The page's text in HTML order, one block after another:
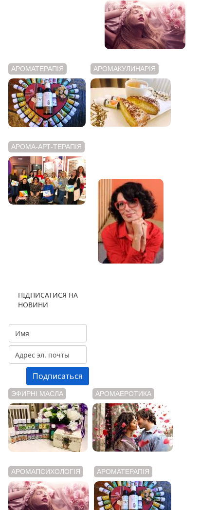
АРОМАТЕРАПІЯ АРОМАКУЛИНАРІЯ
АРОМА-АРТ-ТЕРАПІЯ
ПІДПИСАТИСЯ НА
НОВИНИ
ЭФИРНІ МАСЛА АРОМАЕРОТИКА
АРОМАПСИХОЛОГІЯ АРОМАТЕРАПІЯ